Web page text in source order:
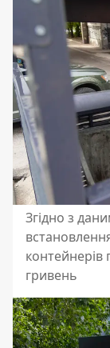
Згідно з
гривень